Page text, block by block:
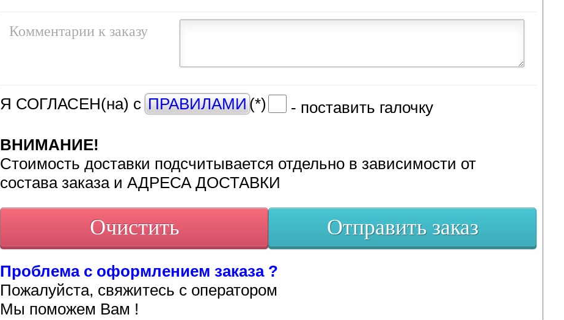
Комментарии к заказу
Я СОГЛАСЕН(на) c ПРАВИЛАМИ(*) - поставить галочку
ВНИМАНИЕ!
Стоимость доставки подсчитывается отдельно в зависимости от
состава заказа и АДРЕСА ДОСТАВКИ
Проблема с оформлением заказа ?
Пожалуйста, свяжитесь с оператором
Мы поможем Вам !